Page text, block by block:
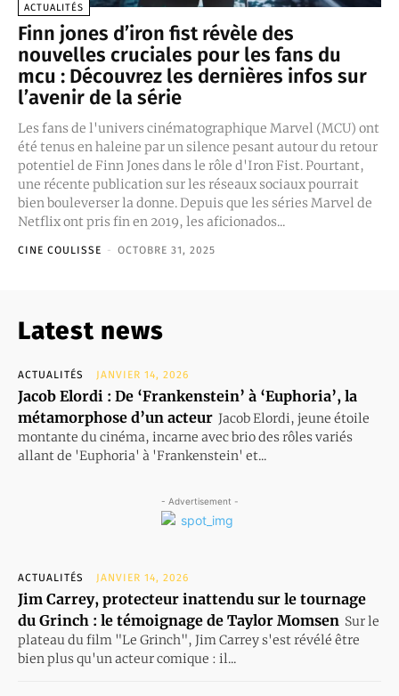
ACTUALITÉS
Finn jones d’iron fist révèle des
nouvelles cruciales pour les fans du
mcu : Découvrez les dernières infos sur
l’avenir de la série
Les fans de l'univers cinématographique Marvel (MCU) ont
été tenus en haleine par un silence pesant autour du retour
potentiel de Finn Jones dans le rôle d'Iron Fist. Pourtant,
une récente publication sur les réseaux sociaux pourrait
bien bouleverser la donne. Depuis que les séries Marvel de
Netflix ont pris fin en 2019, les aficionados...
CINE COULISSE - OCTOBRE 31, 2025
Latest news
ACTUALITÉS JANVIER 14, 2026
Jacob Elordi : De ‘Frankenstein’ à ‘Euphoria’, la
métamorphose d’un acteur Jacob Elordi, jeune étoile
montante du cinéma, incarne avec brio des rôles variés
allant de 'Euphoria' à 'Frankenstein' et...
- Advertisement -
ACTUALITÉS JANVIER 14, 2026
Jim Carrey, protecteur inattendu sur le tournage
du Grinch : le témoignage de Taylor Momsen Sur le
plateau du film "Le Grinch", Jim Carrey s'est révélé être
bien plus qu'un acteur comique : il...